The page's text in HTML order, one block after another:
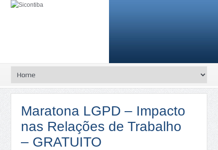
Maratona LGPD – Impacto
nas Relações de Trabalho
– GRATUITO